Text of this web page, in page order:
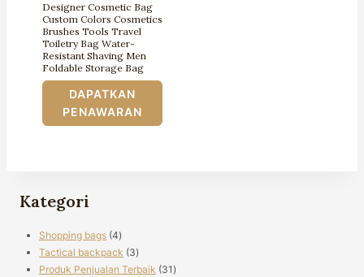
Designer Cosmetic Bag
Custom Colors Cosmetics
Brushes Tools Travel
Toiletry Bag Water-
Resistant Shaving Men
Foldable Storage Bag
DAPATKAN
PENAWARAN
Kategori
Shopping bags 44
produk
Tactical backpack 33
produk
Produk Penjualan Terbaik 31 31